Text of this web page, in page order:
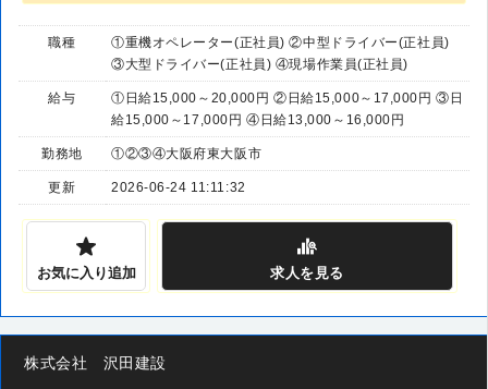
職種
①重機オペレーター(正社員) ②中型ドライバー(正社員)
③大型ドライバー(正社員) ④現場作業員(正社員)
給与
①日給15,000～20,000円 ②日給15,000～17,000円 ③日
給15,000～17,000円 ④日給13,000～16,000円
勤務地 ①②③④大阪府東大阪市
更新 2026-06-24 11:11:32
お気に入り追加 求人 を見る
株式会社 沢田建設